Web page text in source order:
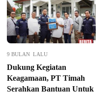
9 BULAN LALU
Dukung Kegiatan
Keagamaan, PT Timah
Serahkan Bantuan Untuk